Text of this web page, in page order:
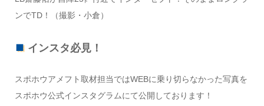
ンでTD！（撮影・小倉）
インスタ必見！
スポホウアメフト取材担当ではWEBに乗り切らなかった写真を
スポホウ公式インスタグラムにて公開しております！